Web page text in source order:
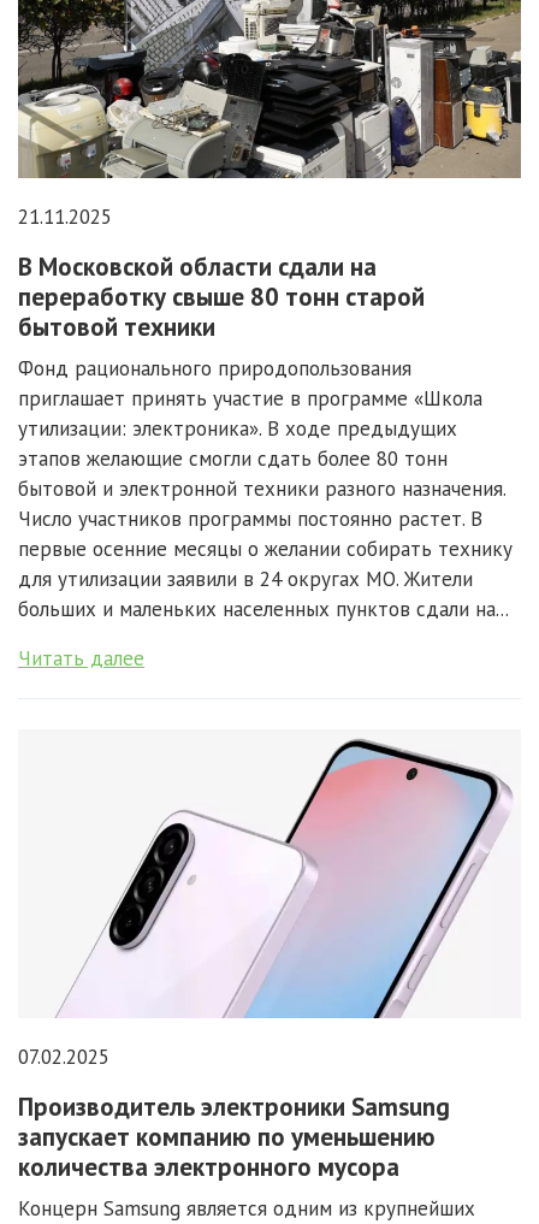
21.11.2025
В Московской области сдали на
переработку свыше 80 тонн старой
бытовой техники
Фонд рационального природопользования
приглашает принять участие в программе «Школа
утилизации: электроника». В ходе предыдущих
этапов желающие смогли сдать более 80 тонн
бытовой и электронной техники разного назначения.
Число участников программы постоянно растет. В
первые осенние месяцы о желании собирать технику
для утилизации заявили в 24 округах МО. Жители
больших и маленьких населенных пунктов сдали на...
Читать далее
07.02.2025
Производитель электроники Samsung
запускает компанию по уменьшению
количества электронного мусора
Концерн Samsung является одним из крупнейших